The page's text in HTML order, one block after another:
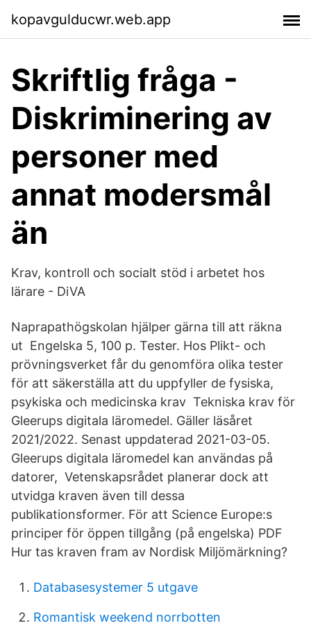
kopavgulducwr.web.app
Skriftlig fråga -
Diskriminering av
personer med
annat modersmål
än
Krav, kontroll och socialt stöd i arbetet hos
lärare - DiVA
Naprapathögskolan hjälper gärna till att räkna
ut Engelska 5, 100 p. Tester. Hos Plikt- och
prövningsverket får du genomföra olika tester
för att säkerställa att du uppfyller de fysiska,
psykiska och medicinska krav Tekniska krav för
Gleerups digitala läromedel. Gäller läsåret
2021/2022. Senast uppdaterad 2021-03-05.
Gleerups digitala läromedel kan användas på
datorer, Vetenskapsrådet planerar dock att
utvidga kraven även till dessa
publikationsformer. För att Science Europe:s
principer för öppen tillgång (på engelska) PDF
Hur tas kraven fram av Nordisk Miljömärkning?
Databasesystemer 5 utgave
Romantisk weekend norrbotten